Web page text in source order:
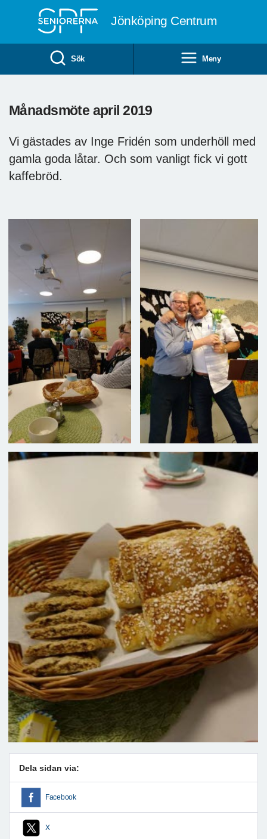
Jönköping Centrum
Sök Meny
Månadsmöte april 2019
Vi gästades av Inge Fridén som underhöll med
gamla goda låtar. Och som vanligt fick vi gott
kaffebröd.
Dela sidan via:
Facebook
X